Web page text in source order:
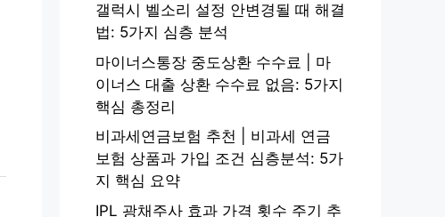
갤럭시 벨소리 설정 안변경될 때 해결
법: 5가지 심층 분석
마이너스통장 중도상환 수수료 | 마
이너스 대출 상환 수수료 없음: 5가지
핵심 총정리
비과세연금보험 추천 | 비과세 연금
보험 상품과 가입 조건 심층분석: 5가
지 핵심 요약
IPL 광채주사 효과 가격 횟수 주기 추